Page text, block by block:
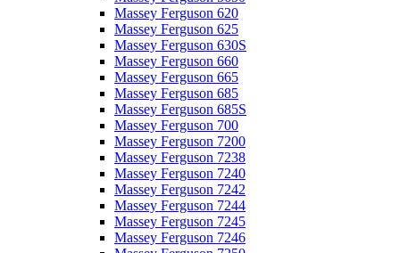
Massey Ferguson 620
Massey Ferguson 625
Massey Ferguson 630S
Massey Ferguson 660
Massey Ferguson 665
Massey Ferguson 685
Massey Ferguson 685S
Massey Ferguson 700
Massey Ferguson 7200
Massey Ferguson 7238
Massey Ferguson 7240
Massey Ferguson 7242
Massey Ferguson 7244
Massey Ferguson 7245
Massey Ferguson 7246